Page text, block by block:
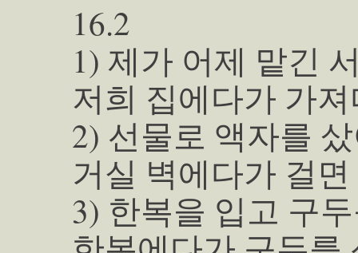
16.2
1) 제가 어제 맡긴
저희 집에다가 가
2) 선물로 액자를
거실 벽에다가 걸
3) 한복을 입고 구